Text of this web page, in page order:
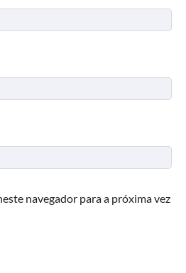
navegador para a próxima vez